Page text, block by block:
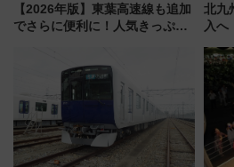
【2026年版】東葉高速線も追加
でさらに便利に！人気きっぷ
巡るなら使い勝手・コスパ抜群
北九
入